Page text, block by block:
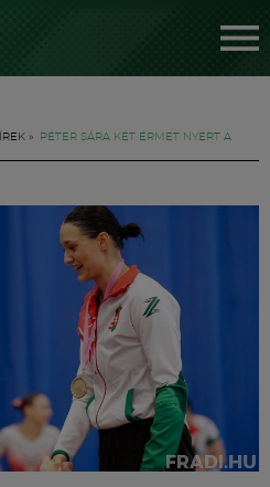
»
PÉTER SÁRA KÉT ÉRMET NYERT A